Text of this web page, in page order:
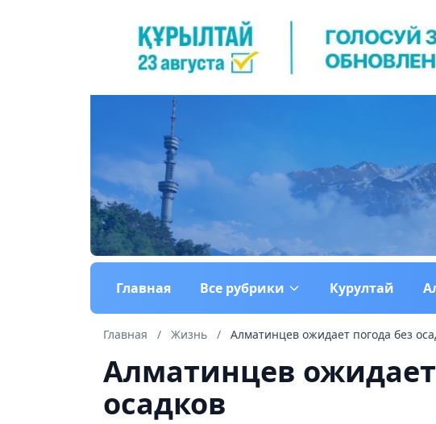
Главная Все рубрики Курултай
Главная / Жизнь / Алматинцев ожидает погода без
Алматинцев ожидает
осадков